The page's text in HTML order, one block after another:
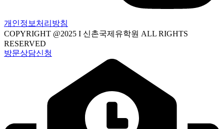
개인정보처리방침
COPYRIGHT @2025 I 신촌국제유학원 ALL RIGHTS
RESERVED
방문상담신청